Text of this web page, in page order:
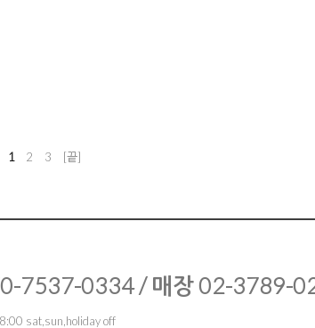
1 2 3 [끝]
7537-0334 / 매장 02-3789-
sat,sun,holiday off